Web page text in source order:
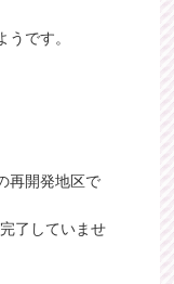
です。
再開発地区で
了していませ